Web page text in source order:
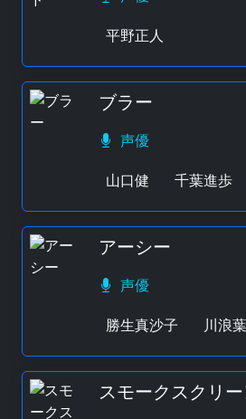
平野正人
ブラー
声優
山口健
千葉進歩
アーシー
声優
勝生真沙子
川浪
スモークスクリ